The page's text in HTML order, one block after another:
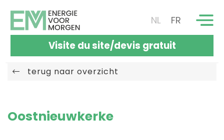
NL FR
Visite du site/devis gratuit
terug naar overzicht
Oostnieuwkerke